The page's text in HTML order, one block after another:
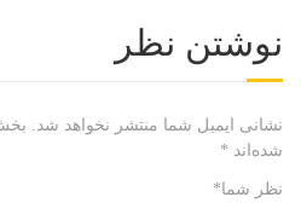
نوشتن نظر
نشانی ایمیل شما منتشر نخواهد شد.
شده‌اند *
نظر شما *